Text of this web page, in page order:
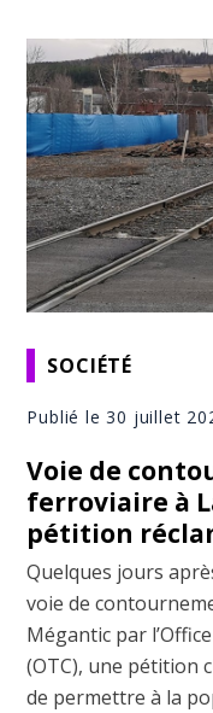
SOCIÉTÉ
Publié le 30 juillet
Voie de
ferroviaire à
pétition
Quelques jours
voie de
Mégantic par
(OTC), une pétition
de permettre à la